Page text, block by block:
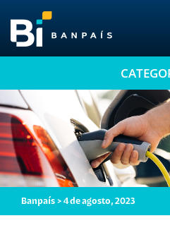
¡No te pierdas nuestro
Suscríbete a nuestro blog y recibe
electrónico, las noticias más
Banpaís > 4 de agosto, 2023